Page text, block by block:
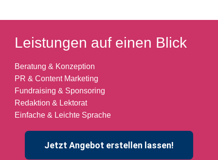
Leistungen auf einen Blick
Beratung & Konzeption
PR & Content Marketing
Fundraising & Sponsoring
Redaktion & Lektorat
Einfache & Leichte Sprache
Jetzt Angebot erstellen lassen!